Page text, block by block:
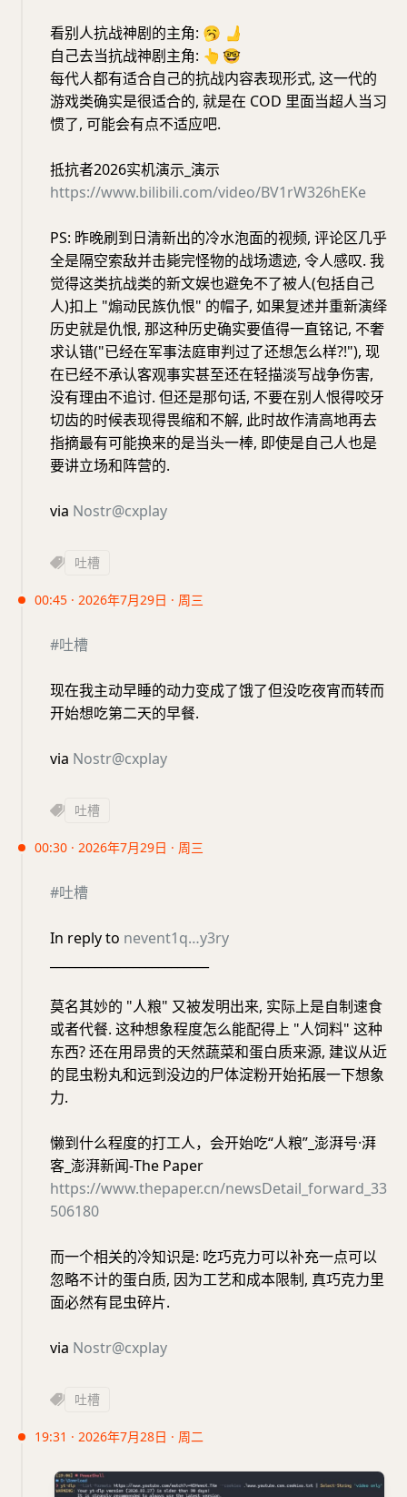
看别人抗战神剧的主角: 🥱 🫸
自己去当抗战神剧主角: 👆 🤓
每代人都有适合自己的抗战内容表现形式, 这一代的
游戏类确实是很适合的, 就是在 COD 里面当超人当习
惯了, 可能会有点不适应吧.
抵抗者2026实机演示_演示
https://www.bilibili.com/video/BV1rW326hEKe
PS: 昨晚刷到日清新出的冷水泡面的视频, 评论区几乎
全是隔空索敌并击毙完怪物的战场遗迹, 令人感叹. 我
觉得这类抗战类的新文娱也避免不了被人(包括自己
人)扣上 "煽动民族仇恨" 的帽子, 如果复述并重新演绎
历史就是仇恨, 那这种历史确实要值得一直铭记, 不奢
求认错("已经在军事法庭审判过了还想怎么样?!"), 现
在已经不承认客观事实甚至还在轻描淡写战争伤害,
没有理由不追讨. 但还是那句话, 不要在别人恨得咬牙
切齿的时候表现得畏缩和不解, 此时故作清高地再去
指摘最有可能换来的是当头一棒, 即使是自己人也是
要讲立场和阵营的.
via Nostr@cxplay
吐槽
00:45 · 2026年7月29日 · 周三
#吐槽
现在我主动早睡的动力变成了饿了但没吃夜宵而转而
开始想吃第二天的早餐.
via Nostr@cxplay
吐槽
00:30 · 2026年7月29日 · 周三
#吐槽
In reply to nevent1q…y3ry
莫名其妙的 "人粮" 又被发明出来, 实际上是自制速食
或者代餐. 这种想象程度怎么能配得上 "人饲料" 这种
东西? 还在用昂贵的天然蔬菜和蛋白质来源, 建议从近
的昆虫粉丸和远到没边的尸体淀粉开始拓展一下想象
力.
懒到什么程度的打工人，会开始吃“人粮”_澎湃号·湃
客_澎湃新闻-The Paper
https://www.thepaper.cn/newsDetail_forward_33
506180
而一个相关的冷知识是: 吃巧克力可以补充一点可以
忽略不计的蛋白质, 因为工艺和成本限制, 真巧克力里
面必然有昆虫碎片.
via Nostr@cxplay
吐槽
19:31 · 2026年7月28日 · 周二